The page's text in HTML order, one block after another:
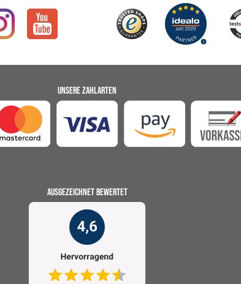
UNSERE ZAHLARTEN
AUSGEZEICHNET BEWERTET